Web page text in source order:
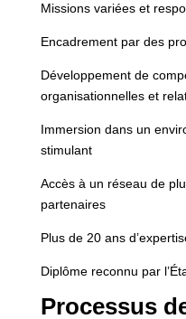
Missions variées et
Encadrement par des
Développement de
organisationnelles et
Immersion dans un
stimulant
Accès à un réseau de
partenaires
Plus de 20 ans
Diplôme reconnu par
Processus